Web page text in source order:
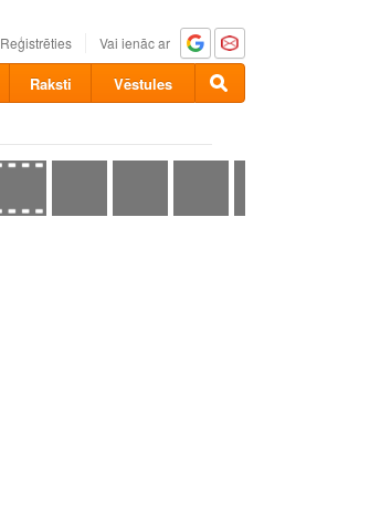
Reģistrēties Vai ienāc ar
Raksti Vēstules